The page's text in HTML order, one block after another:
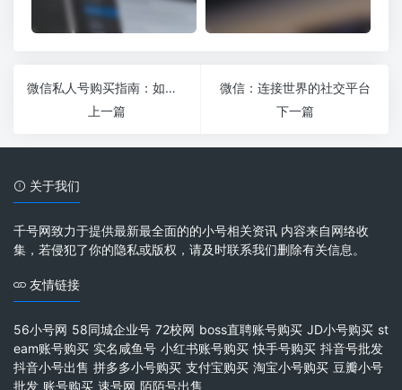
微信私人号购买指南：如何安全高效地获取优质资源
上一篇
微信：连接世界的社交平台
下一篇
关于我们
千号网致力于提供最新最全面的的小号相关资讯 内容来自网络收
集，若侵犯了你的隐私或版权，请及时联系我们删除有关信息。
友情链接
56小号网 58同城企业号 72校网 boss直聘账号购买 JD小号购买 st
eam账号购买 实名咸鱼号 小红书账号购买 快手号购买 抖音号批发
抖音小号出售 拼多多小号购买 支付宝购买 淘宝小号购买 豆瓣小号
批发 账号购买 速号网 陌陌号出售